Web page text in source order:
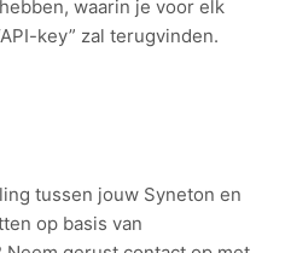
waarin je voor elk
key” zal terugvinden.
tussen jouw Syneton en
op basis van